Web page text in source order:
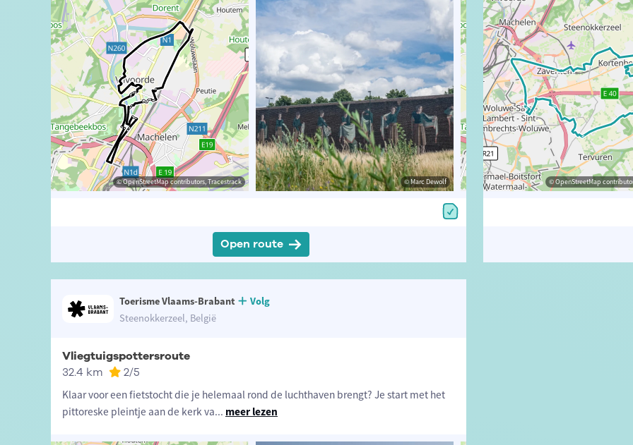
© OpenStreetMap contributors, Tracestrack © Marc Dewolf © OpenStreetMap contributors,
Open route
© David Samyn © OpenStreetMap contributors, Tracestrack © David Samyn © OpenStreetMap
Toerisme Vlaams-Brabant
Volg
Steenokkerzeel, België
Vliegtuigspottersroute
32.4 km 2/5
Klaar voor een fietstocht die je helemaal rond de luchthaven brengt? Je start met het
pittoreske pleintje aan de kerk va... meer lezen